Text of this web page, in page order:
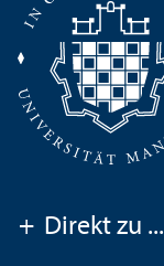
+ Direkt zu ...